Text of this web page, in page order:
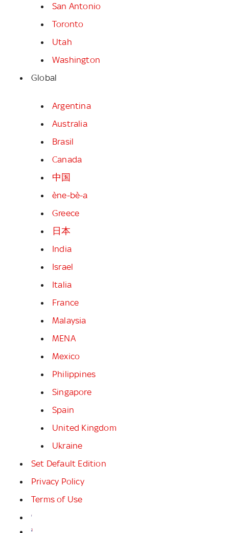
San Antonio
Toronto
Utah
Washington
Global
Argentina
Australia
Brasil
Canada
中国
ène-bè-a
Greece
日本
India
Israel
Italia
France
Malaysia
MENA
Mexico
Philippines
Singapore
Spain
United Kingdom
Ukraine
Set Default Edition
Privacy Policy
Terms of Use